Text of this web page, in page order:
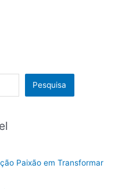
Pesquisa
Paixão em Transformar